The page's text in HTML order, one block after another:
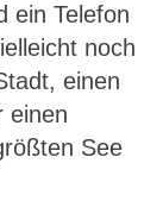
ein Telefon
noch
einen
einen
See